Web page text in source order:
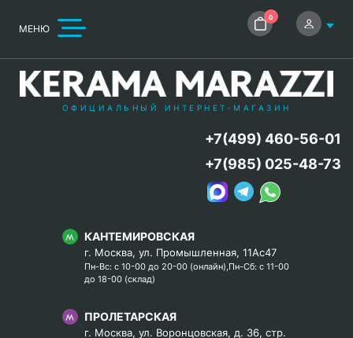
МЕНЮ
0
ОФИЦИАЛЬНЫЙ ИНТЕРНЕТ-МАГАЗИН
КАНТЕМИРОВСКАЯ
г. Москва, ул. Промышленная, 11Ас47
Пн-Вс: с 10-00 до 20-00 (онлайн),Пн-Сб: с 11-00
до 18-00 (склад)
ПРОЛЕТАРСКАЯ
г. Москва, ул. Воронцовская, д. 36, стр.
+7(499) 460-56-01
+7(985) 025-48-73